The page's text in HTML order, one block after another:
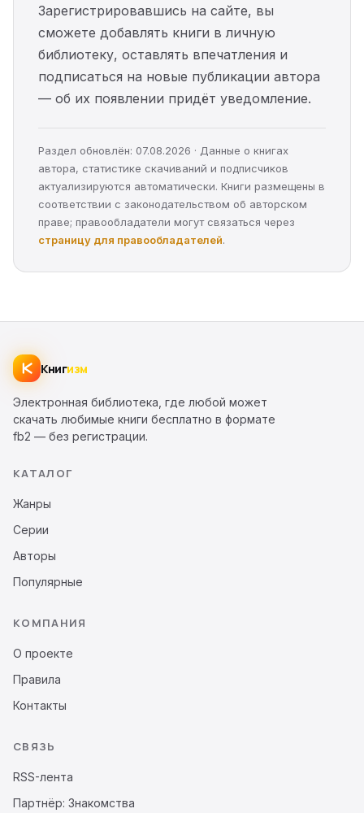
Зарегистрировавшись на сайте, вы
сможете добавлять книги в личную
библиотеку, оставлять впечатления и
подписаться на новые публикации автора
— об их появлении придёт уведомление.
Раздел обновлён: 07.08.2026 · Данные о книгах
автора, статистике скачиваний и подписчиков
актуализируются автоматически. Книги размещены в
соответствии с законодательством об авторском
праве; правообладатели могут связаться через
страницу для правообладателей.
Книгизм
Электронная библиотека, где любой может
скачать любимые книги бесплатно в формате
fb2 — без регистрации.
КАТАЛОГ
Жанры
Серии
Авторы
Популярные
КОМПАНИЯ
О проекте
Правила
Контакты
СВЯЗЬ
RSS-лента
Партнёр: Знакомства